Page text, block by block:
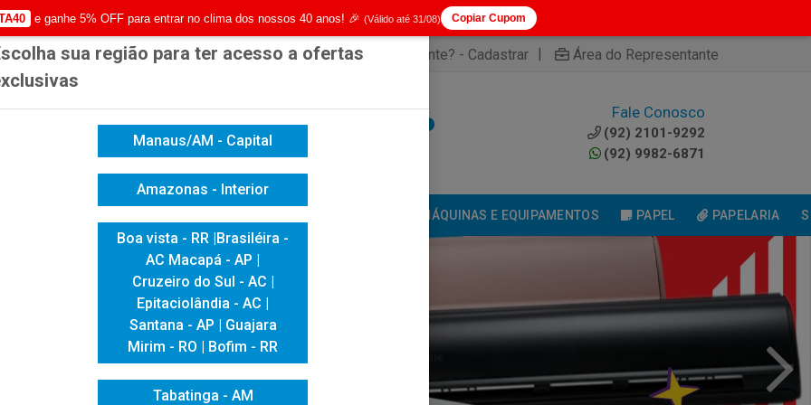
Já é cliente? - Entrar | Não é cliente? - Cadastrar | Área do Representante
Fale Conosco
(92) 2101-9292
(92) 9982-6871
VISUAL MÁQUINAS E EQUIPAMENTOS PAPEL PAPELARIA
sua região para ter acesso a ofertas
Manaus/AM - Capital
Amazonas - Interior
Boa vista - RR |Brasiléira -
AC Macapá - AP |
Cruzeiro do Sul - AC |
Epitaciolândia - AC |
Santana - AP | Guajara
Mirim - RO | Bofim - RR
Tabatinga - AM
e ganhe 5% OFF para entrar no clima dos nossos 40 anos! 🎉 (Válido até 31/08) Copiar Cupom